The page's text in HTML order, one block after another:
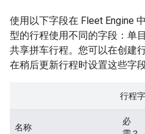
使用以下字段在 Fleet Engine
型的行程使用不同的字段：单
共享拼车行程。您可以在创建
在稍后更新行程时设置这些字段
行程
名称
必